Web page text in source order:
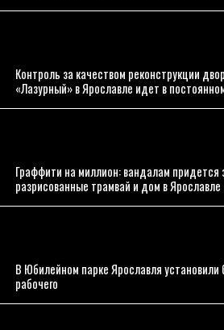
Контроль за качеством реконструкции
«Лазурный» в Ярославле идет в
Граффити на миллион: вандалам придется
разрисованные трамвай и дом в Ярославле
В Юбилейном парке Ярославля установили
рабочего